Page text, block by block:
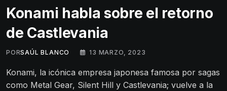
Konami habla sobre el retorno
de Castlevania
PORSAÚL BLANCO 13 MARZO, 2023
Konami, la icónica empresa japonesa famosa por sagas
como Metal Gear, Silent Hill y Castlevania; vuelve a la